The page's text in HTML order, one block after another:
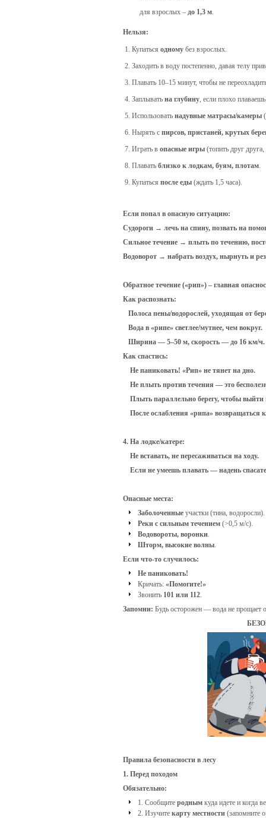
для взрослых – до 1,3 м
Нельзя:
Купаться одному без взрослых.
Заходить в воду постепенно, давая телу
Плавать 10–15 минут, чтобы не
Заплывать на глубину , если плохо
Использовать надувные матрасы/камеры
Нырять с пирсов, пристаней, крутых
Играть в опасные игры (топить друг друга,
Плавать близко к лодкам, буям, плотам
Купаться после еды (ждать 1,5 часа).
Если попал в опасную ситуацию:
Судороги → лечь на спину, позвать на
Сильное течение → плыть по течению,
Водоворот → набрать воздух, нырнуть и
Обратное течение («рип») – главная
Как распознать:
Полоса пены/водорослей, уходящая от
Вода в «рипе» светлее/мутнее, чем вокруг.
Ширина — 5–50 м, скорость — до 16 км/ч.
Как спастись:
Не паниковать! «Рип» не тянет на дно.
Не плыть против течения — это
Плыть параллельно берегу, чтобы выйти
После ослабления «рипа» возвращаться к
4. На лодке/катере:
Не вставать, не пересаживаться на ходу.
Если не умеешь плавать — надень
Опасные места:
Заболоченные участки (тина, водоросли).
Реки с сильным течением (>0,5 м/с).
Водовороты, воронки
Шторм, высокие волны
Если что-то случилось:
Не паниковать!
Кричать: «Помогите!»
Звонить 101 или 112
Запомни: Будь осторожен — вода не прощает
Правила безопасности в лесу
1. Перед походом
Обязательно:
1. Сообщите родным куда идете и когда
2. Изучите карту местности (запомните
погоде.
Плаватьпод
присмотром
взрослых.